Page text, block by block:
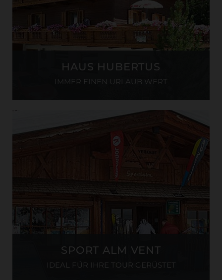
HAUS HUBERTUS
IMMER EINEN URLAUB WERT
SPORT ALM VENT
IDEAL FÜR IHRE TOUR GERÜSTET